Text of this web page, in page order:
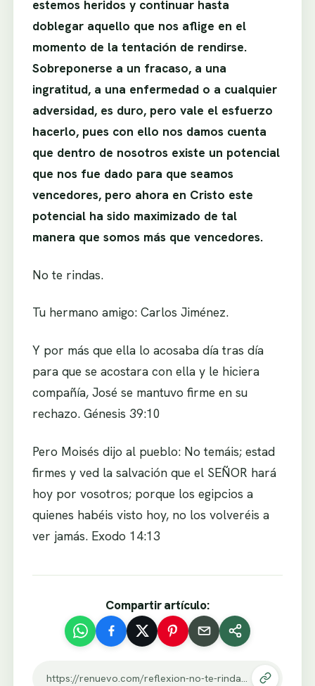
estemos heridos y continuar hasta
doblegar aquello que nos aflige en el
momento de la tentación de rendirse.
Sobreponerse a un fracaso, a una
ingratitud, a una enfermedad o a cualquier
adversidad, es duro, pero vale el esfuerzo
hacerlo, pues con ello nos damos cuenta
que dentro de nosotros existe un potencial
que nos fue dado para que seamos
vencedores, pero ahora en Cristo este
potencial ha sido maximizado de tal
manera que somos más que vencedores.
No te rindas.
Tu hermano amigo: Carlos Jiménez.
Y por más que ella lo acosaba día tras día
para que se acostara con ella y le hiciera
compañía, José se mantuvo firme en su
rechazo. Génesis 39:10
Pero Moisés dijo al pueblo: No temáis; estad
firmes y ved la salvación que el SEÑOR hará
hoy por vosotros; porque los egipcios a
quienes habéis visto hoy, no los volveréis a
ver jamás. Exodo 14:13
Compartir artículo:
https://renuevo.com/reflexion-no-te-rindas.html